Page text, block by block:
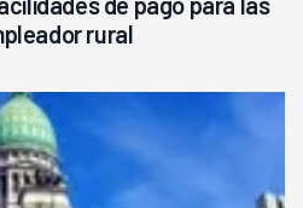
rural